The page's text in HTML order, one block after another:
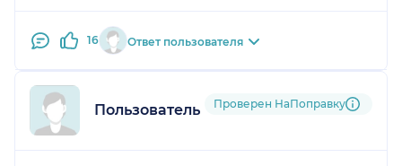
и молчи. Нормальный мужик.
16 Ответ пользователя
Пользователь форумаПроверен НаПоправку